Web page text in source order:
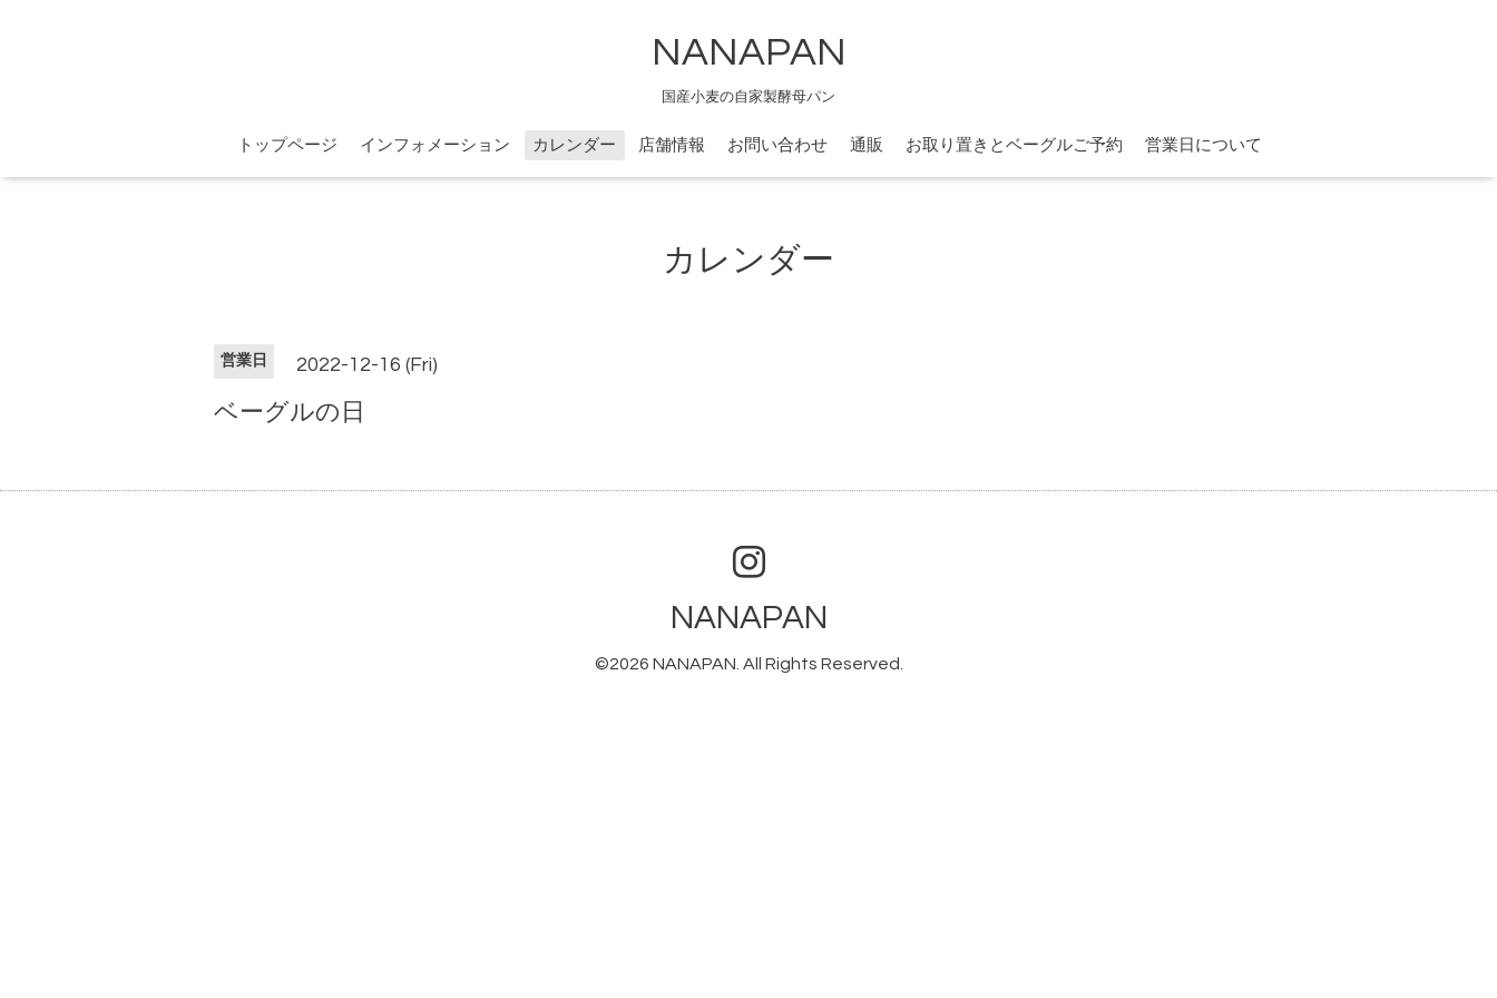
NANAPAN
国産小麦の自家製酵母パン
トップページ インフォメーション カレンダー 店舗情報 お問い合わせ 通販 お取り置きとベーグルご予約 営業日について
カレンダー
営業日 2022-12-16 (Fri)
ベーグルの日
NANAPAN
©2026 NANAPAN . All Rights Reserved.